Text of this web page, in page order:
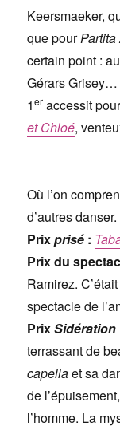
Keersmaeker,
que pourPartita
certain point :
Gérars Grisey…
1er accessit
et Chloé,
Où l’on
d’autres danser.
Prixprisé :
Prix du
Ramirez.
spectacle de
PrixSidération
terrassant de
capellaet sa
de
l’homme. La